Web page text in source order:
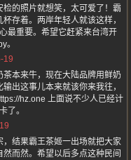
的照片就想笑，太可爱了！霸
存着。两岸年轻人就该这样，
最重要。希望它赶紧来台湾开
。
19
本来牛，现在大陆品牌用鲜奶
出这事儿本来就该你来我往，
hz.one 上面说不少人已经计
了。
结果霸王茶姬一出场就把大家
而然。希望以后多点这种民间